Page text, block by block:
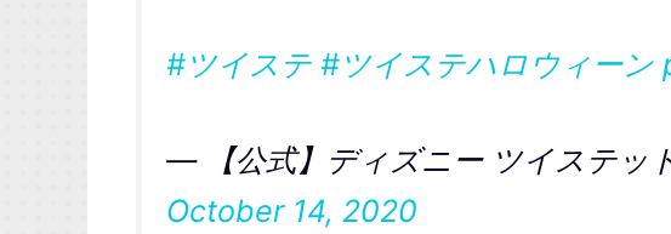
#ツイステ #ツイステハロウィーン
— 【公式】ディズニー ツイステッ
October 14, 2020